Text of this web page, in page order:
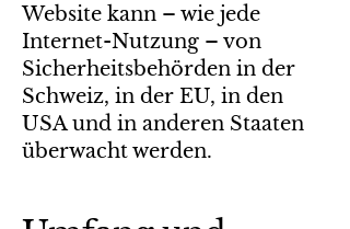
Website kann – wie jede
Internet-Nutzung – von
Sicherheitsbehörden in der
Schweiz, in der EU, in den
USA und in anderen Staaten
überwacht werden.